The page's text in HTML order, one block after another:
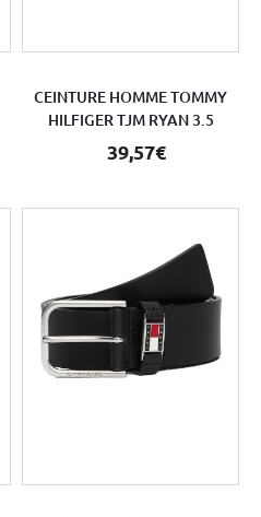
CEINTURE HOMME TOMMY
HILFIGER TJM RYAN 3.5
39,57€